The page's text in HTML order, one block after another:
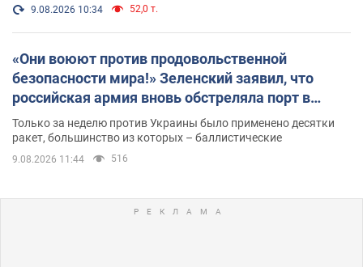
9.08.2026 10:34 52,0 т.
«Они воюют против продовольственной
безопасности мира!» Зеленский заявил, что
российская армия вновь обстреляла порт в
Одессе
Только за неделю против Украины было применено десятки
ракет, большинство из которых – баллистические
9.08.2026 11:44 516